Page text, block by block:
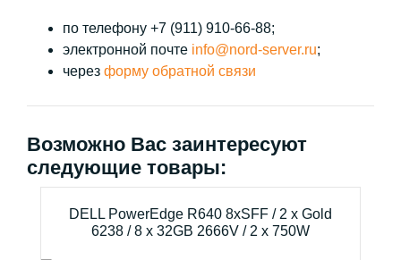
по телефону +7 (911) 910-66-88;
электронной почте info@nord-server.ru;
через форму обратной связи
Возможно Вас заинтересуют
следующие товары:
DELL PowerEdge R640 8xSFF / 2 x Gold
6238 / 8 x 32GB 2666V / 2 x 750W